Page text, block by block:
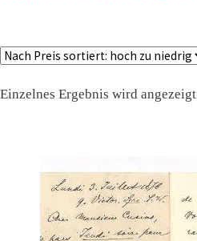
Einzelnes Ergebnis wird angezeigt